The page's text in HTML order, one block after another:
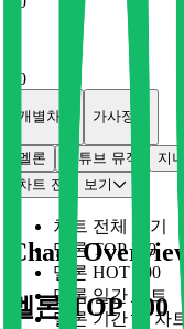
0
개별차트 가사정보
멜론 유튜브 뮤직 지니
차트 전체 보기
차트 전체 보기
멜론 TOP 100
멜론 HOT 100
멜론 일간 차트
멜론 기간 별 차트
Chart Overview
멜론 TOP 100